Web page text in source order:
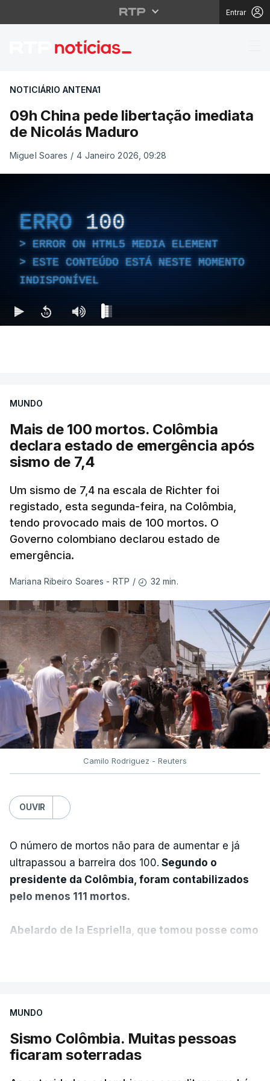
Entrar
09h China pede
NOTICIÁRIO ANTENA1
09h China pede libertação imediata
de Nicolás Maduro
Miguel Soares / 4 Janeiro 2026, 09:28
ERRO 100
ERROR ON HTML5 MEDIA ELEMENT
ESTE CONTEÚDO ESTÁ NESTE MOMENTO
INDISPONÍVEL
MUNDO
Mais de 100 mortos. Colômbia
declara estado de emergência após
sismo de 7,4
Um sismo de 7,4 na escala de Richter foi
registado, esta segunda-feira, na Colômbia,
tendo provocado mais de 100 mortos. O
Governo colombiano declarou estado de
emergência.
Mariana Ribeiro Soares - RTP / 32 min.
Camilo Rodriguez - Reuters
OUVIR
O número de mortos não para de aumentar e já
ultrapassou a barreira dos 100. Segundo o
presidente da Colômbia, foram contabilizados
pelo menos 111 mortos.
Abelardo de la Espriella, que tomou posse como
"O governo nacional mobilizou todos os seus
recursos para proteger vidas, auxiliar as
comunidades afetadas e fornecer ajuda onde for
MUNDO
Sismo Colômbia. Muitas pessoas
ficaram soterradas